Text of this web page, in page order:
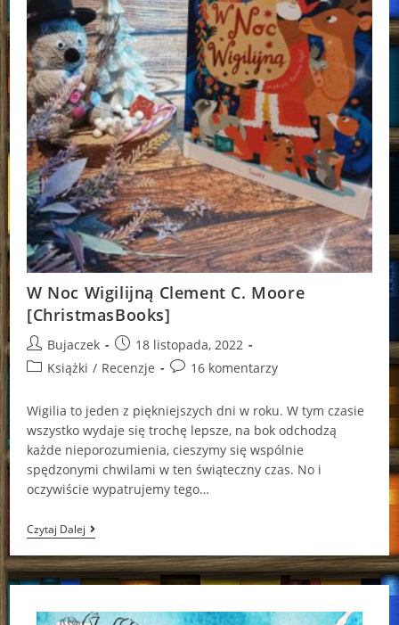
W Noc Wigilijną Clement C. Moore
[ChristmasBooks]
Post
author:
Bujaczek
Post
published:
18 listopada, 2022
PostKsiążki / Recenzje
Post16 komentarzy
Wigilia to jeden z piękniejszych dni w roku. W tym czasie
wszystko wydaje się trochę lepsze, na bok odchodzą
każde nieporozumienia, cieszymy się wspólnie
spędzonymi chwilami w ten świąteczny czas. No i
oczywiście wypatrujemy tego…
Czytaj DalejW
Noc
Wigilijną
Clement
C.
[ChristmasBooks]